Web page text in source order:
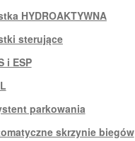
HYDROAKTYWNA
sterujące
i ESP
parkowania
skrzynie biegów